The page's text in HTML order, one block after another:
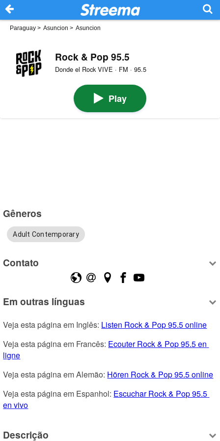
Paraguay > Asuncion > Asuncion
Rock & Pop 95.5
Donde el Rock VIVE · FM · 95.5
Play
Gêneros
Adult Contemporary
Contato
Em outras línguas
Veja esta página em Inglês: Listen Rock & Pop 95.5 online
Veja esta página em Francês: Ecouter Rock & Pop 95.5 en
ligne
Veja esta página em Alemão: Hören Rock & Pop 95.5 online
Veja esta página em Espanhol: Escuchar Rock & Pop 95.5
en vivo
Descrição